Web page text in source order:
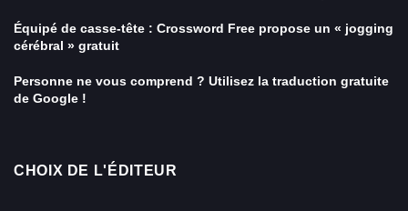
Équipé de casse-tête : Crossword Free propose un « jogging
cérébral » gratuit
Personne ne vous comprend ? Utilisez la traduction gratuite
de Google !
CHOIX DE L'ÉDITEUR